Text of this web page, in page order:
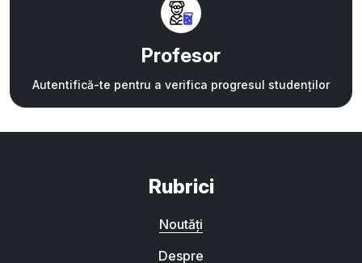
Profesor
Autentifică-te pentru a verifica progresul studenților
Rubrici
Noutăți
Despre